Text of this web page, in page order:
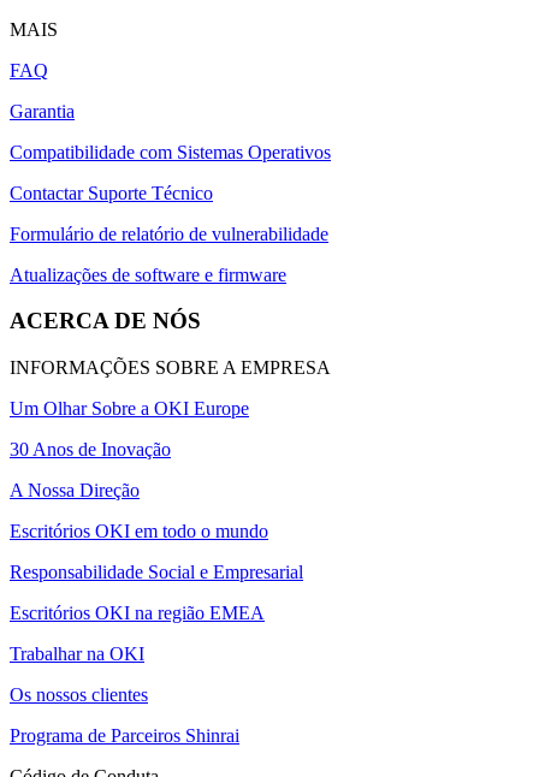
MAIS
FAQ
Garantia
Compatibilidade com Sistemas Operativos
Contactar Suporte Técnico
Formulário de relatório de vulnerabilidade
Atualizações de software e firmware
ACERCA DE NÓS
INFORMAÇÕES SOBRE A EMPRESA
Um Olhar Sobre a OKI Europe
30 Anos de Inovação
A Nossa Direção
Escritórios OKI em todo o mundo
Responsabilidade Social e Empresarial
Escritórios OKI na região EMEA
Trabalhar na OKI
Os nossos clientes
Programa de Parceiros Shinrai